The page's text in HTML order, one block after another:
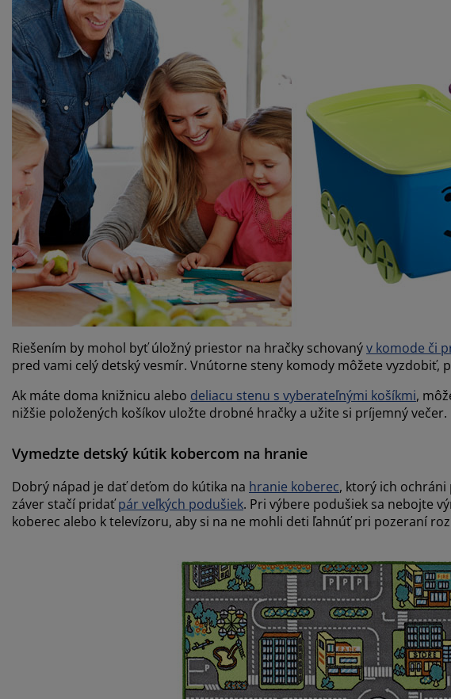
Riešením by mohol byť úložný priestor na hračky schovanýv komode či
pred vami celý detský vesmír. Vnútorne steny komody môžete
Ak máte doma knižnicu alebo deliacu stenu s vyberateľnými košíkmi,
nižšie položených košíkov uložte drobné hračky a užite si príjemný večer.
Vymedzte detský kútik kobercom na hranie
Dobrý nápad je dať deťom do kútika na hranie koberec, ktorý ich
záver stačí pridaťpár veľkých podušiek. Pri výbere podušiek sa nebojte
koberec alebo k televízoru, aby si na ne mohli deti ľahnúť pri pozeraní